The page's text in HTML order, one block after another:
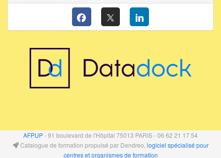
AFPUP- 91 boulevard de l'Hôpital 75013 PARIS - 06 62 21 17 54
Catalogue de formation propulsé par Dendreo, logiciel spécialisé pour
centres et organismes de formation